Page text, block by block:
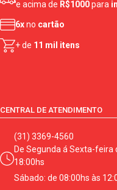
e acima de R$1000para
6xno cartão
+ de 11 mil itens
CENTRAL DE ATENDIMENTO
(31) 3369-4560
De Segunda á Sexta-feira
18:00hs
Sábado: de 08:00hs às